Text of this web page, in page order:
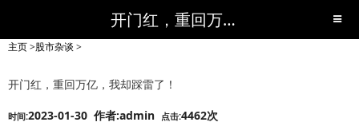
开门红，重回万亿，我却踩雷了！-股市杂谈-短线黑马,短线股票,短线炒股,实战,荐股,操盘,超级短线,令人叹为观止的短线炒股!-超级短线
主页>股市杂谈 >
开门红，重回万亿，我却踩雷了！
时间:2023-01-30 作者:admin 点击:4462次